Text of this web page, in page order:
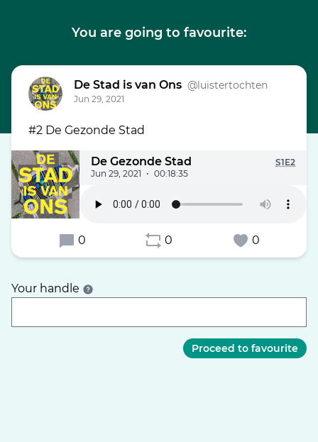
You are going to favourite:
De Stad is van Ons @luistertochten
Jun 29, 2021
#2 De Gezonde Stad
De Gezonde Stad
S1E2
Jun 29, 2021 • 00:18:35
0 0 0
Your handle
Proceed to favourite